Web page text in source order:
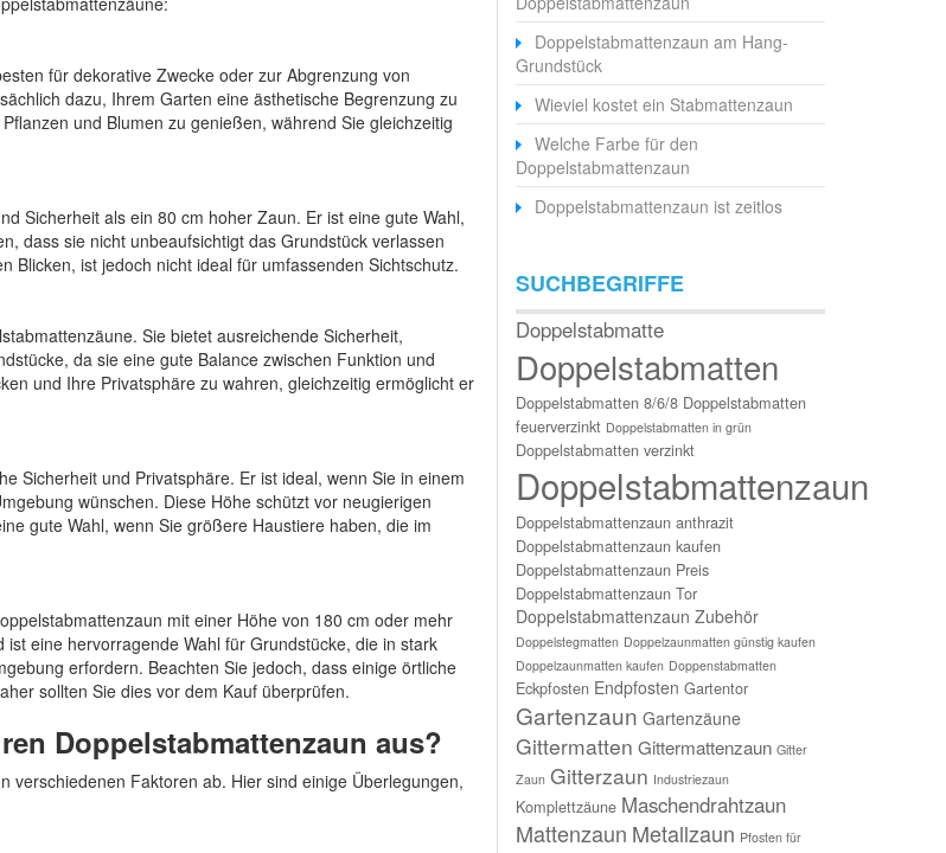
für dekorative Zwecke oder zur Abgrenzung von
dazu, Ihrem Garten eine ästhetische Begrenzung zu
und Blumen zu genießen, während Sie gleichzeitig
Sicherheit als ein 80 cm hoher Zaun. Er ist eine gute Wahl,
dass sie nicht unbeaufsichtigt das Grundstück verlassen
Blicken, ist jedoch nicht ideal für umfassenden Sichtschutz.
Sie bietet ausreichende Sicherheit,
da sie eine gute Balance zwischen Funktion und
und Ihre Privatsphäre zu wahren, gleichzeitig ermöglicht er
Sicherheit und Privatsphäre. Er ist ideal, wenn Sie in einem
wünschen. Diese Höhe schützt vor neugierigen
gute Wahl, wenn Sie größere Haustiere haben, die im
mit einer Höhe von 180 cm oder mehr
eine hervorragende Wahl für Grundstücke, die in stark
erfordern. Beachten Sie jedoch, dass einige örtliche
sollten Sie dies vor dem Kauf überprüfen.
Doppelstabmattenzaun aus?
verschiedenen Faktoren ab. Hier sind einige Überlegungen,
Doppelstabmattenzaun am Hang-
Grundstück
Wieviel kostet ein Stabmattenzaun
Welche Farbe für den
Doppelstabmattenzaun
Doppelstabmattenzaun ist zeitlos
SUCHBEGRIFFE
Doppelstabmatte
Doppelstabmatten
Doppelstabmatten 8/6/8 Doppelstabmatten
feuerverzinkt Doppelstabmatten in grün
Doppelstabmatten verzinkt
Doppelstabmattenzaun
Doppelstabmattenzaun anthrazit
Doppelstabmattenzaun kaufen
Doppelstabmattenzaun Preis
Doppelstabmattenzaun Tor
Doppelstabmattenzaun Zubehör
Doppelstegmatten Doppelzaunmatten günstig kaufen
Doppelzaunmatten kaufen Doppenstabmatten
Eckpfosten Endpfosten Gartentor
Gartenzaun Gartenzäune
Gittermatten Gittermattenzaun Gitter
Zaun Gitterzaun Industriezaun
Komplettzäune Maschendrahtzaun
Mattenzaun Metallzaun Pfosten für